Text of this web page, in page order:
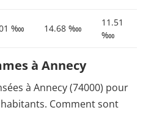
‱ 14.68 ‱
11.51
‱
à Annecy
à Annecy (74000) pour
Comment sont